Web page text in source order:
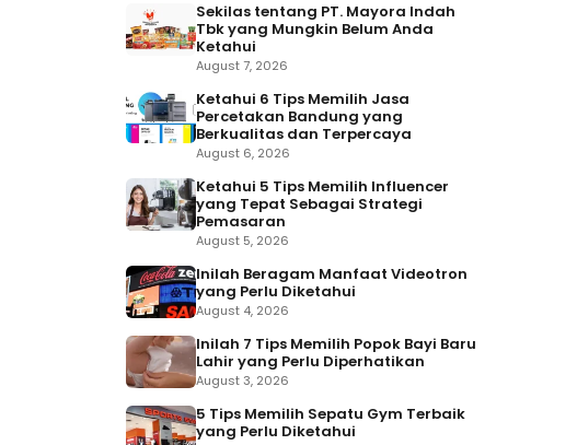
Sekilas tentang PT. Mayora Indah
Tbk yang Mungkin Belum Anda
Ketahui
August 7, 2026
Ketahui 6 Tips Memilih Jasa
Percetakan Bandung yang
Berkualitas dan Terpercaya
August 6, 2026
Ketahui 5 Tips Memilih Influencer
yang Tepat Sebagai Strategi
Pemasaran
August 5, 2026
Inilah Beragam Manfaat Videotron
yang Perlu Diketahui
August 4, 2026
Inilah 7 Tips Memilih Popok Bayi Baru
Lahir yang Perlu Diperhatikan
August 3, 2026
5 Tips Memilih Sepatu Gym Terbaik
yang Perlu Diketahui